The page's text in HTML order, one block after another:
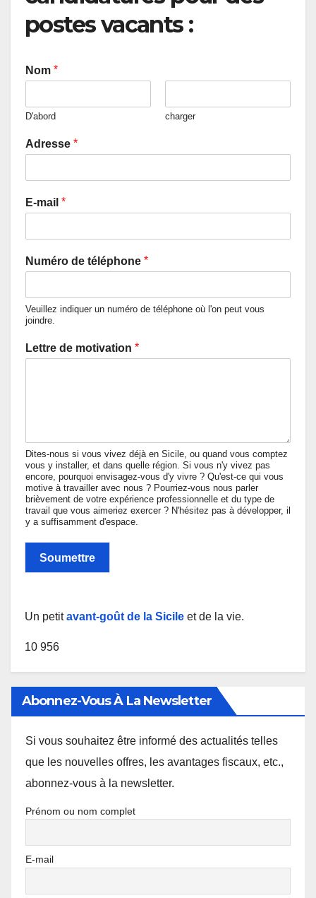
postes vacants :
Nom *
D'abord charger
Adresse *
E-mail *
Numéro de téléphone *
Veuillez indiquer un numéro de téléphone où l'on peut vous
joindre.
Lettre de motivation *
Dites-nous si vous vivez déjà en Sicile, ou quand vous comptez
vous y installer, et dans quelle région. Si vous n'y vivez pas
encore, pourquoi envisagez-vous d'y vivre ? Qu'est-ce qui vous
motive à travailler avec nous ? Pourriez-vous nous parler
brièvement de votre expérience professionnelle et du type de
travail que vous aimeriez exercer ? N'hésitez pas à développer, il
y a suffisamment d'espace.
Soumettre
Un petitavant-goût de la Sicile et de la vie.
10 956
Abonnez-Vous À La Newsletter
Si vous souhaitez être informé des actualités telles
que les nouvelles offres, les avantages fiscaux, etc.,
abonnez-vous à la newsletter.
Prénom ou nom complet
E-mail